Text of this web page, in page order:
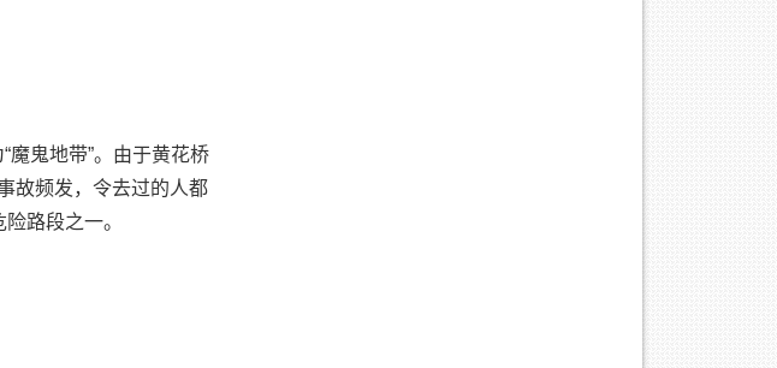
鬼地带”。由于黄花桥
故频发，令去过的人都
路段之一。